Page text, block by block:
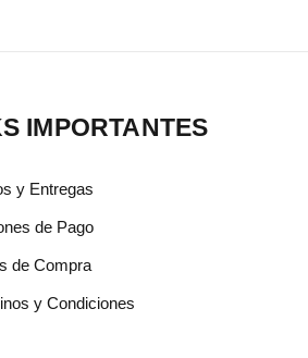
IMPORTANTES
y Entregas
de Pago
de Compra
y Condiciones